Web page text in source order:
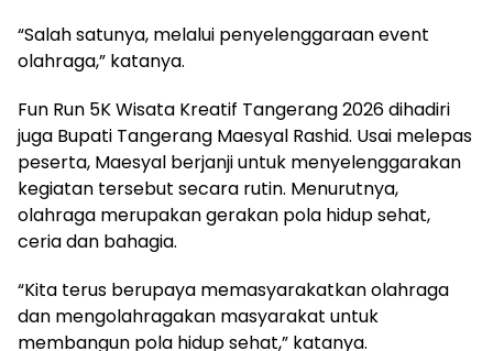
“Salah satunya, melalui penyelenggaraan event
olahraga,” katanya.
Fun Run 5K Wisata Kreatif Tangerang 2026 dihadiri
juga Bupati Tangerang Maesyal Rashid. Usai melepas
peserta, Maesyal berjanji untuk menyelenggarakan
kegiatan tersebut secara rutin. Menurutnya,
olahraga merupakan gerakan pola hidup sehat,
ceria dan bahagia.
“Kita terus berupaya memasyarakatkan olahraga
dan mengolahragakan masyarakat untuk
membangun pola hidup sehat,” katanya.